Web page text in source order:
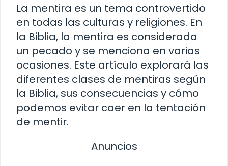
La mentira es un tema controvertido
en todas las culturas y religiones. En
la Biblia, la mentira es considerada
un pecado y se menciona en varias
ocasiones. Este artículo explorará las
diferentes clases de mentiras según
la Biblia, sus consecuencias y cómo
podemos evitar caer en la tentación
de mentir.
Anuncios